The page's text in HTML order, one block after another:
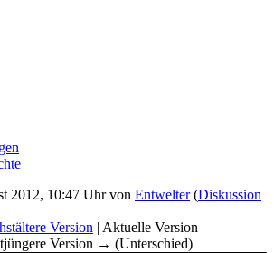
2012, 10:47 Uhr von Entwelter (Diskussion
Version | Aktuelle Version
Version → (Unterschied)